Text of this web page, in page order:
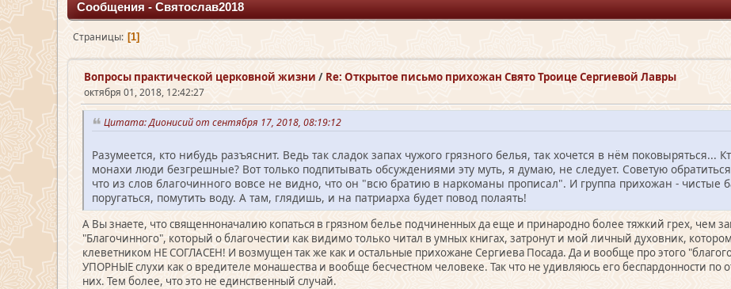
Сообщения - Святослав2018
Страницы 1
Вопросы практической церковной жизни / Re: Открытое письмо прихожан Свято Троице Сергиевой Лавры
октября 01, 2018, 12:42:27
Цитата: Дионисий от сентября 17, 2018, 08:19:12
Разумеется, кто нибудь разъяснит. Ведь так сладок запах чужого грязного белья, так хочется в нём поковыряться...
монахи люди безгрешные? Вот только подпитывать обсуждениями эту муть, я думаю, не следует. Советую
что из слов благочинного вовсе не видно, что он "всю братию в наркоманы прописал". И группа прихожан - чистые
поругаться, помутить воду. А там, глядишь, и на патриарха будет повод полаять!
А Вы знаете, что священноначалию копаться в грязном белье подчиненных да еще и принародно более тяжкий грех, чем
"Благочинного", который о благочестии как видимо только читал в умных книгах, затронут и мой личный духовник,
клеветником НЕ СОГЛАСЕН! И возмущен так же как и остальные прихожане Сергиева Посада. Да и вообще про этого
УПОРНЫЕ слухи как о вредителе монашества и вообще бесчестном человеке. Так что не удивляюсь его беспардонности
них. Тем более, что это не единственный случай.